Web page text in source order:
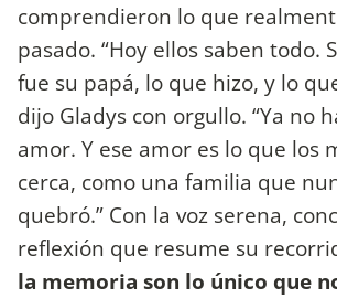
comprendieron lo que
pasado. “Hoy ellos saben todo.
fue su papá, lo que hizo, y lo
dijo Gladys con orgullo. “Ya no
amor. Y ese amor es lo que los
cerca, como una familia que
quebró.” Con la voz serena,
reflexión que resume su
la memoria son lo único que